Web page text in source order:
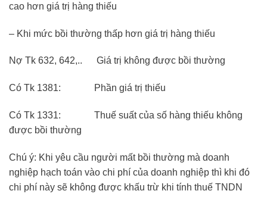
cao hơn giá trị hàng thiếu
– Khi mức bồi thường thấp hơn giá trị hàng thiếu
Nợ Tk 632, 642,.. Giá trị không được bồi thường
Có Tk 1381: Phần giá trị thiếu
Có Tk 1331: Thuế suất của số hàng thiếu không
được bồi thường
Chú ý: Khi yêu cầu người mất bồi thường mà doanh
nghiệp hạch toán vào chi phí của doanh nghiệp thì khi đó
chi phí này sẽ không được khấu trừ khi tính thuế TNDN